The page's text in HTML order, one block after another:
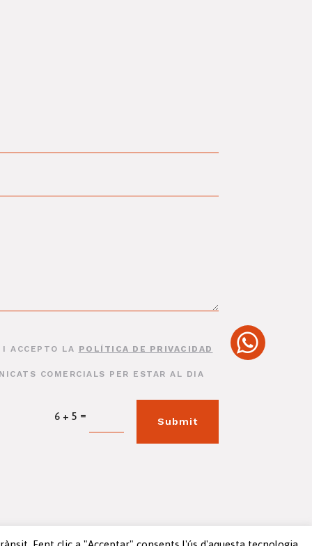
ACCEPTO LA POLÍTICA DE PRIVACIDAD
COMERCIALS PER ESTAR AL DIA
6 + 5 =
Submit